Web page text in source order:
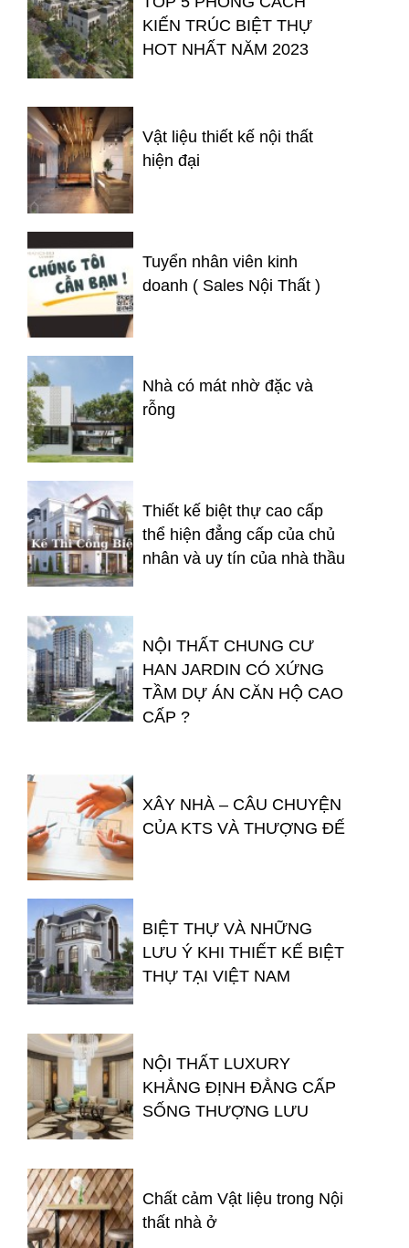
KIẾN TRÚC BIỆT THỰ
HOT NHẤT NĂM 2023
Vật liệu thiết kế nội thất
hiện đại
Tuyển nhân viên kinh
doanh ( Sales Nội Thất )
Nhà có mát nhờ đặc và
rỗng
Thiết kế biệt thự cao cấp
thể hiện đẳng cấp của chủ
nhân và uy tín của nhà thầu
NỘI THẤT CHUNG CƯ
HAN JARDIN CÓ XỨNG
TẦM DỰ ÁN CĂN HỘ CAO
CẤP ?
XÂY NHÀ – CÂU CHUYỆN
CỦA KTS VÀ THƯỢNG ĐẾ
BIỆT THỰ VÀ NHỮNG
LƯU Ý KHI THIẾT KẾ BIỆT
THỰ TẠI VIỆT NAM
NỘI THẤT LUXURY
KHẲNG ĐỊNH ĐẲNG CẤP
SỐNG THƯỢNG LƯU
Chất cảm Vật liệu trong Nội
thất nhà ở